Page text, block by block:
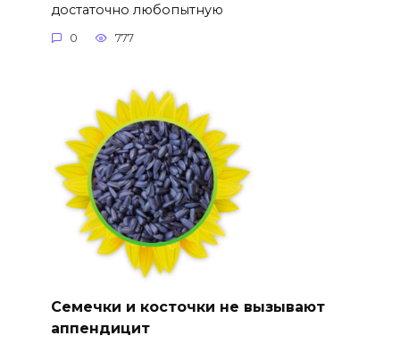
достаточно любопытную
0 777
Семечки и косточки не вызывают
аппендицит